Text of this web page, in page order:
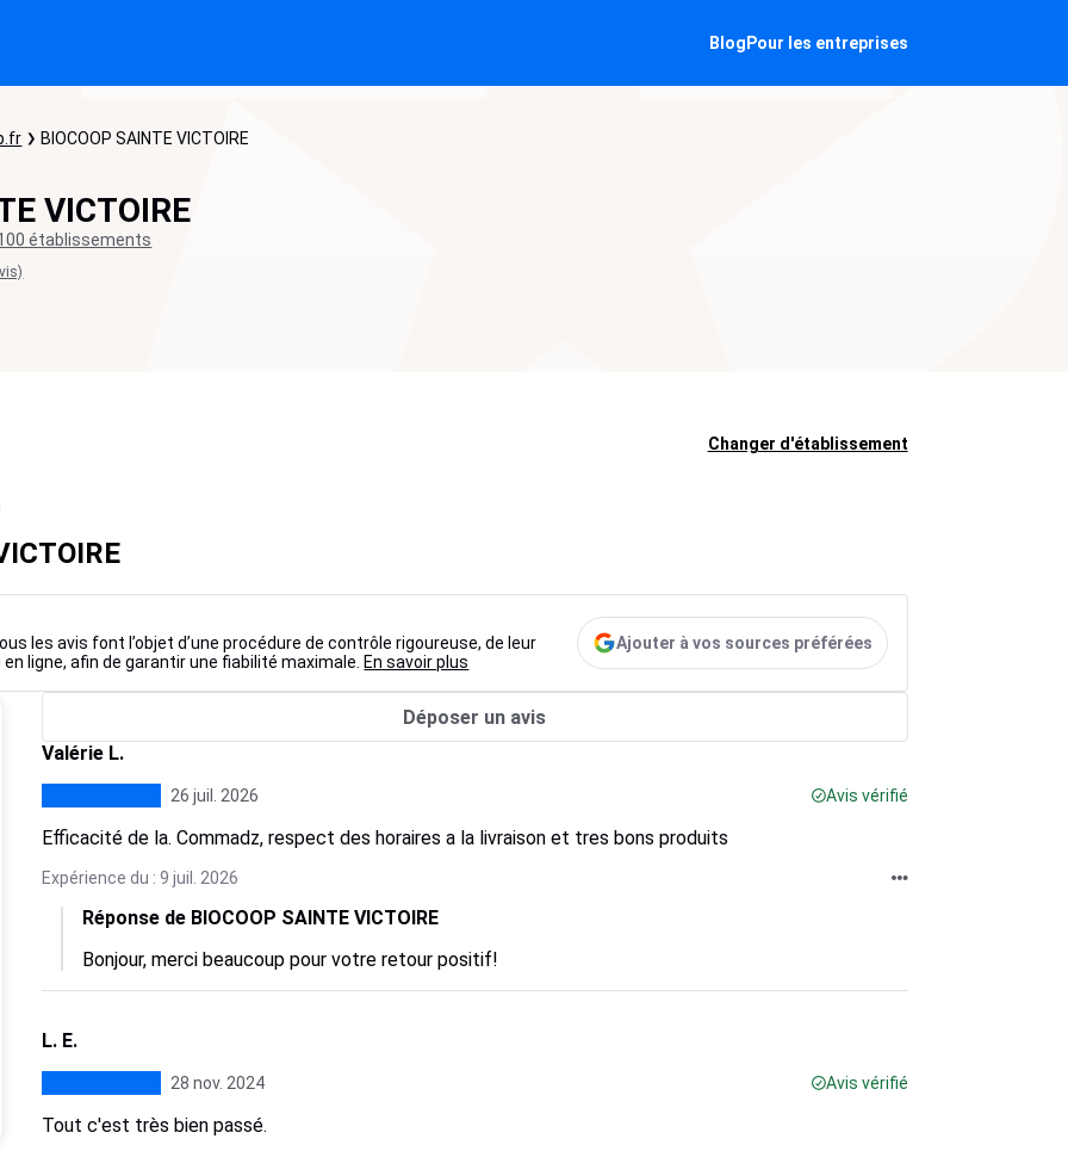
Blog Pour les entreprises
BIOCOOP SAINTE VICTOIRE
VICTOIRE
établissements
Changer d'établissement
les avis font l’objet d’une procédure de contrôle rigoureuse, de leur
ligne, afin de garantir une fiabilité maximale. En savoir plus
Ajouter à vos sources préférées
Déposer un avis
Valérie L.
26 juil. 2026 Avis vérifié
Efficacité de la. Commadz, respect des horaires a la livraison et tres bons produits
Expérience du : 9 juil. 2026
Réponse de BIOCOOP SAINTE VICTOIRE
Bonjour, merci beaucoup pour votre retour positif!
L. E.
28 nov. 2024 Avis vérifié
Tout c'est très bien passé.